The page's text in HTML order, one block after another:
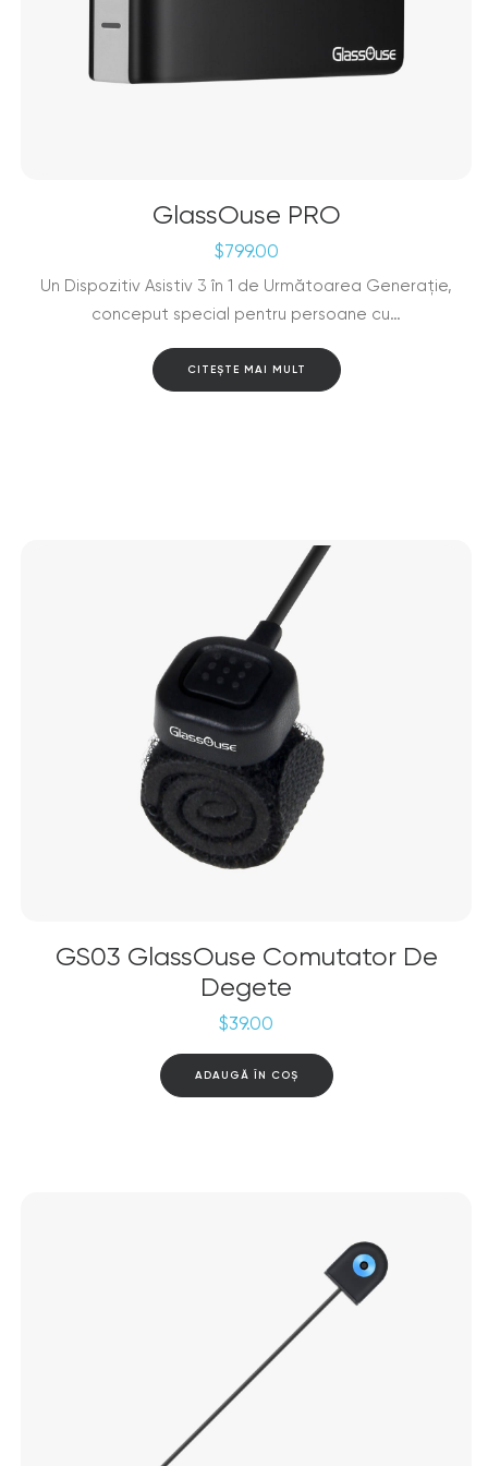
GlassOuse PRO
$799.00
Un Dispozitiv Asistiv 3 în 1 de Următoarea Generație,
conceput special pentru persoane cu…
CITEȘTE MAI MULT
GS03 GlassOuse Comutator De
Degete
$39.00
ADAUGĂ ÎN COȘ